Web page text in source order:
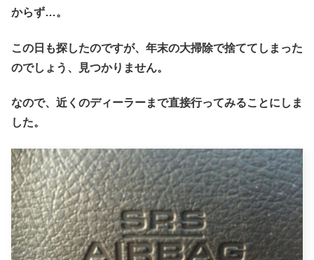
からず…。
この日も探したのですが、年末の大掃除で捨ててしまった
のでしょう、見つかりません。
なので、近くのディーラーまで直接行ってみることにしま
した。